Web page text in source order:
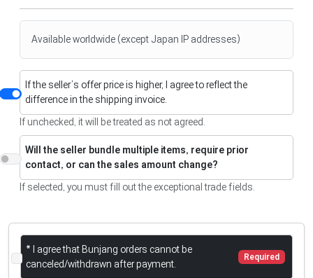
Available worldwide (except Japan IP addresses)
If the seller’s offer price is higher, I agree to reflect the
difference in the shipping invoice.
If unchecked, it will be treated as not agreed.
Will the seller bundle multiple items, require prior
contact, or can the sales amount change?
If selected, you must fill out the exceptional trade fields.
* I agree that Bunjang orders cannot be
canceled/withdrawn after payment.
Required